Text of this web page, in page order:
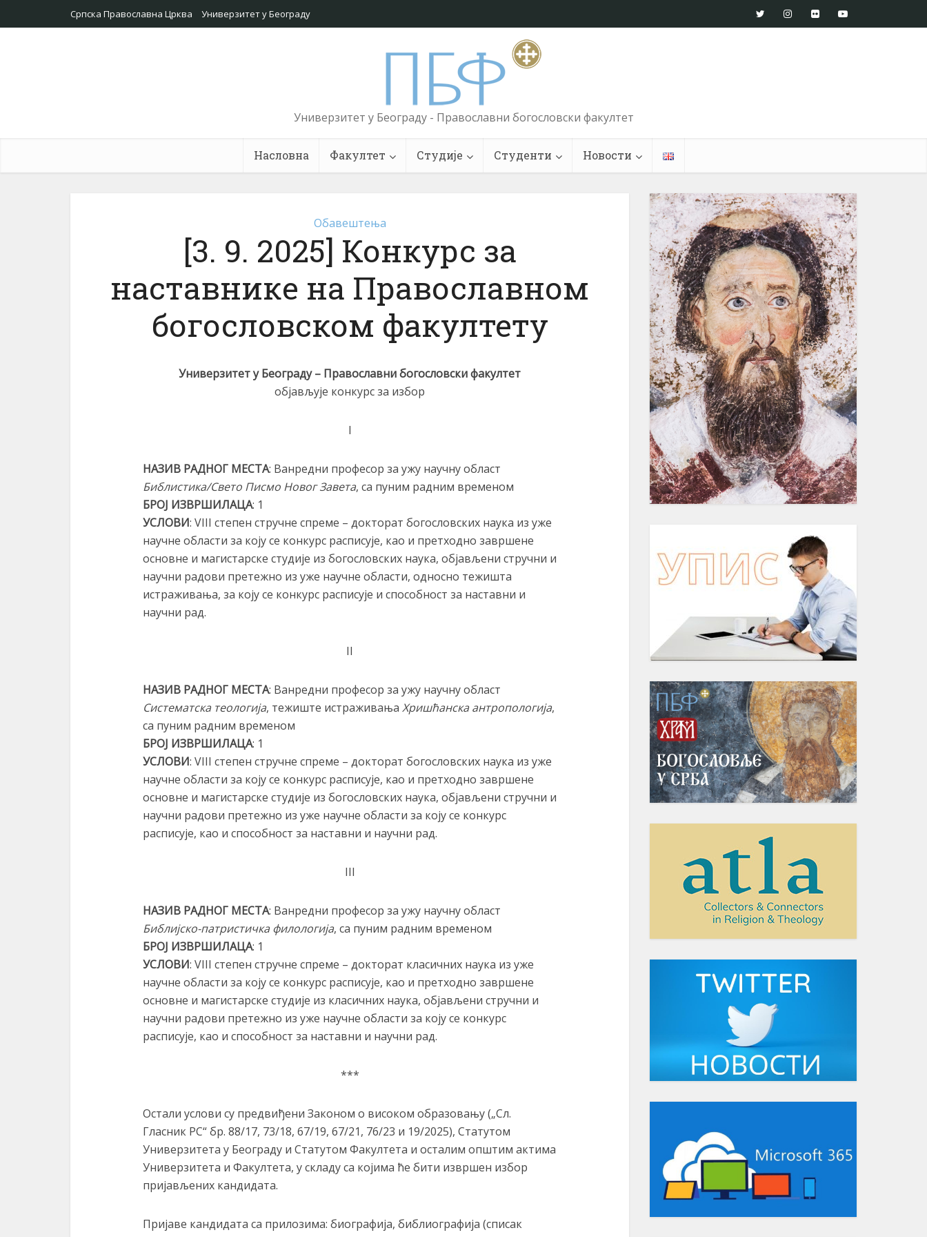
Српска Православна Црква Универзитет у Београду
Универзитет у Београду - Православни богословски факултет
Насловна Факултет Студије Студенти Новости
Обавештења
[3. 9. 2025] Конкурс за
наставнике на Православном
богословском факултету
Универзитет у Београду – Православни богословски факултет
објављује конкурс за избор
I
НАЗИВ РАДНОГ МЕСТА: Ванредни професор за ужу научну област
Библистика/Свето Писмо Новог Завета, са пуним радним временом
БРОЈ ИЗВРШИЛАЦА: 1
УСЛОВИ: VIII степен стручне спреме – докторат богословских наука из уже
научне области за коју се конкурс расписује, као и претходно завршене
основне и магистарске студије из богословских наука, објављени стручни и
научни радови претежно из уже научне области, односно тежишта
истраживања, за коју се конкурс расписује и способност за наставни и
научни рад.
II
НАЗИВ РАДНОГ МЕСТА: Ванредни професор за ужу научну област
Систематска теологија, тежиште истраживања Хришћанска антропологија,
са пуним радним временом
БРОЈ ИЗВРШИЛАЦА: 1
УСЛОВИ: VIII степен стручне спреме – докторат богословских наука из уже
научне области за коју се конкурс расписује, као и претходно завршене
основне и магистарске студије из богословских наука, објављени стручни и
научни радови претежно из уже научне области за коју се конкурс
расписује, као и способност за наставни и научни рад.
III
НАЗИВ РАДНОГ МЕСТА: Ванредни професор за ужу научну област
Библијско-патристичка филологија, са пуним радним временом
БРОЈ ИЗВРШИЛАЦА: 1
УСЛОВИ: VIII степен стручне спреме – докторат класичних наука из уже
научне области за коју се конкурс расписује, као и претходно завршене
основне и магистарске студије из класичних наука, објављени стручни и
научни радови претежно из уже научне области за коју се конкурс
расписује, као и способност за наставни и научни рад.
***
Остали услови су предвиђени Законом о високом образовању („Сл.
Гласник РС“ бр. 88/17, 73/18, 67/19, 67/21, 76/23 и 19/2025), Статутом
Универзитета у Београду и Статутом Факултета и осталим општим актима
Универзитета и Факултета, у складу са којима ће бити извршен избор
пријављених кандидата.
Пријаве кандидата са прилозима: биографија, библиографија (списак